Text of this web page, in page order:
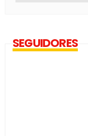
SEGUIDORES